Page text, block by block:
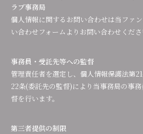
ラブ事務局
個人情報に関するお問い合わせは当ファ
い合わせフォームよりお問い合わせくださ
事務員・受託先等への監督
管理責任者を選定し、個人情報保護法第
22条(委託先の監督)により当事務局の事
督を行います。
第三者提供の制限